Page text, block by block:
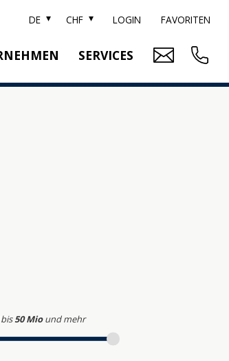
DE CHF LOGIN FAVORITEN
SERVICES
bis 50 Mio und mehr